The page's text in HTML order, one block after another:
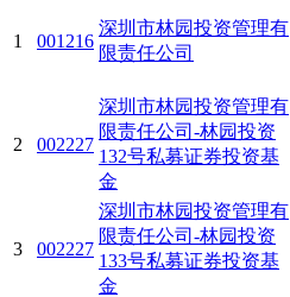
1 001216
深圳市林园投资管理有
限责任公司
2 002227
深圳市林园投资管理有
限责任公司-林园投资
132号私募证券投资基
金
3 002227
深圳市林园投资管理有
限责任公司-林园投资
133号私募证券投资基
金